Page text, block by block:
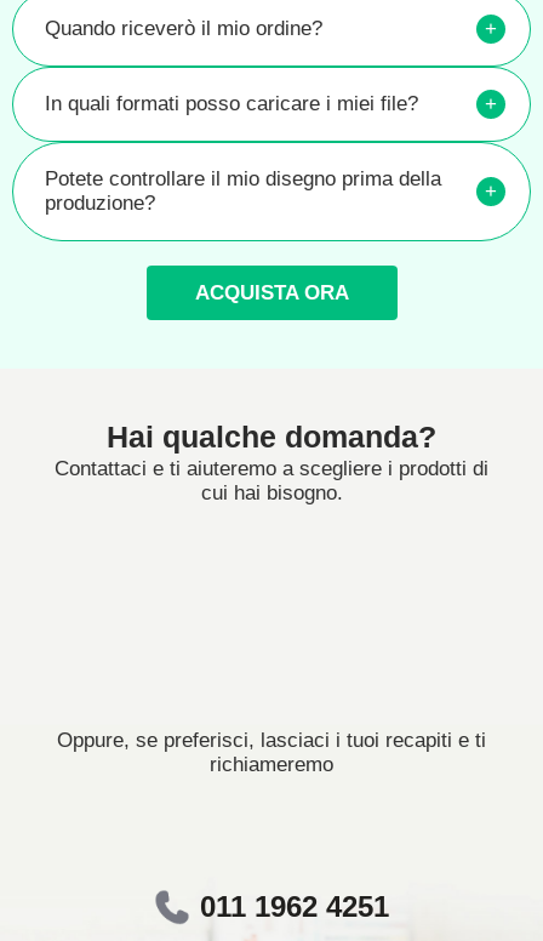
Quando riceverò il mio ordine? +
In quali formati posso caricare i miei file? +
Potete controllare il mio disegno prima della
produzione?
+
ACQUISTA ORA
Hai qualche domanda?
Contattaci e ti aiuteremo a scegliere i prodotti di
cui hai bisogno.
Oppure, se preferisci, lasciaci i tuoi recapiti e ti
richiameremo
011 1962 4251